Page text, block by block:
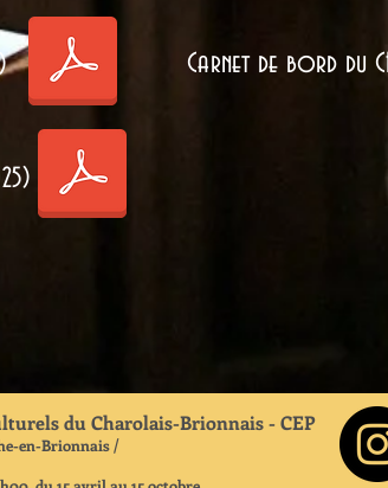
Carnet de bord du
du Charolais-Brionnais - CEP
en-Brionnais /